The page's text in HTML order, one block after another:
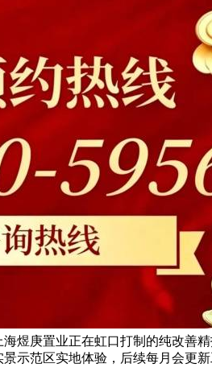
煜庚置业正在虹口打制的纯改善
示范区实地体验，后续每月会更